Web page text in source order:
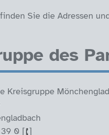
Sie die Adressen
des
Kreisgruppe
0